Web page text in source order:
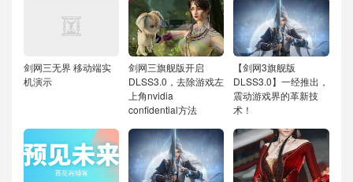
剑网三无界移动端实
机演示
剑网三旗舰版开启
DLSS3.0，去除游戏左
上角nvidia
confidential方法
【剑网3旗舰版
DLSS3.0】一经推出，
震动游戏界的革新技
术！